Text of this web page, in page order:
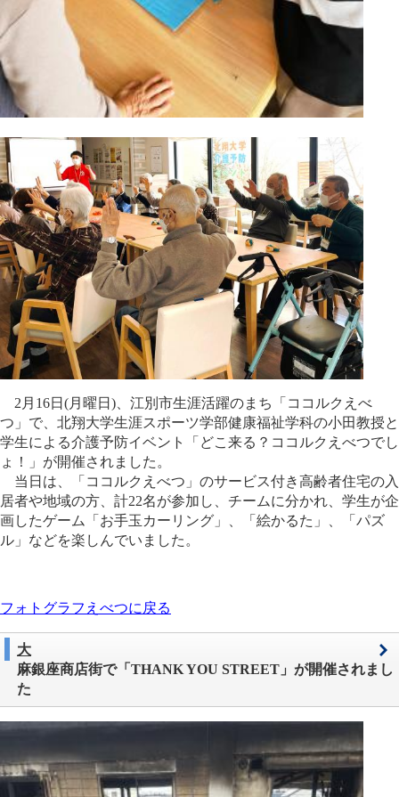
2月16日(月曜日)、江別市生涯活躍のまち「ココルクえべ
つ」で、北翔大学生涯スポーツ学部健康福祉学科の小田教授と
学生による介護予防イベント「どこ来る？ココルクえべつでし
ょ！」が開催されました。
当日は、「ココルクえべつ」のサービス付き高齢者住宅の入
居者や地域の方、計22名が参加し、チームに分かれ、学生が企
画したゲーム「お手玉カーリング」、「絵かるた」、「パズ
ル」などを楽しんでいました。
フォトグラフえべつに戻る
大
麻銀座商店街で「THANK YOU STREET」が開催されまし
た